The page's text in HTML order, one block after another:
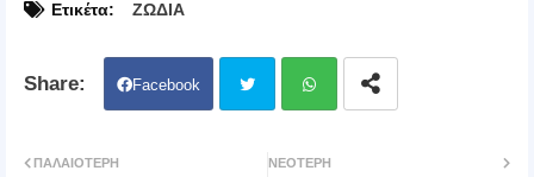
Ετικέτα: ΖΩΔΙΑ
Facebook
ΝΕΌΤΕΡΗ
ΠΑΛΑΙΌΤΕΡΗ